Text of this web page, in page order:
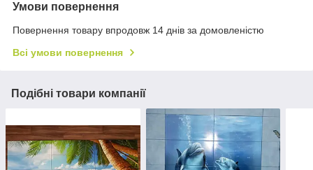
Умови повернення
Повернення товару впродовж 14 днів за домовленістю
Всі умови повернення
Подібні товари компанії